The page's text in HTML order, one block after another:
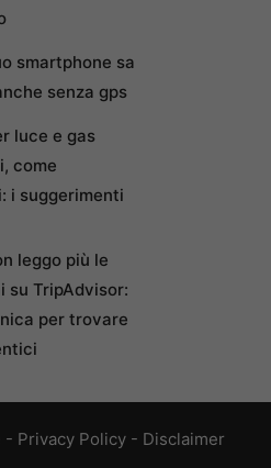
smartphone sa
senza gps
luce e gas
come
i suggerimenti
leggo più le
su TripAdvisor:
per trovare
- Privacy Policy - Disclaimer